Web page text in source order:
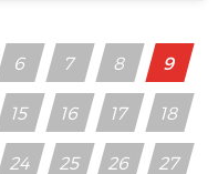
6 7 8 9
15 16 17 18
24 25 26 27